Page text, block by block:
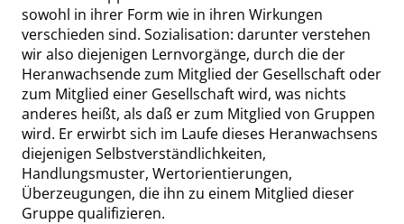
sowohl in ihrer Form wie in ihren Wirkungen
verschieden sind. Sozialisation: darunter verstehen
wir also diejenigen Lernvorgänge, durch die der
Heranwachsende zum Mitglied der Gesellschaft oder
zum Mitglied einer Gesellschaft wird, was nichts
anderes heißt, als daß er zum Mitglied von Gruppen
wird. Er erwirbt sich im Laufe dieses Heranwachsens
diejenigen Selbstverständlichkeiten,
Handlungsmuster, Wertorientierungen,
Überzeugungen, die ihn zu einem Mitglied dieser
Gruppe qualifizieren.